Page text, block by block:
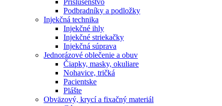
Podbradníky a podložky
Injekčná technika
Injekčné ihly
Injekčné striekačky
Injekčná súprava
Jednorázové oblečenie a obuv
Čiapky, masky, okuliare
Nohavice, tričká
Pacientske
Plášte
Obväzový, krycí a fixačný materiál